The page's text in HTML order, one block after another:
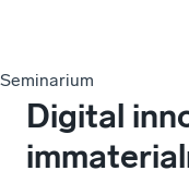
Seminarium
Digital